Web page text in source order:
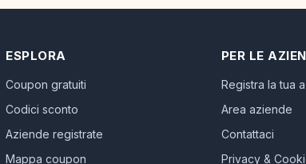
ESPLORA
Coupon gratuiti
Codici sconto
Aziende registrate
Mappa coupon
PER LE
Registra la tua
Area aziende
Contattaci
Privacy &